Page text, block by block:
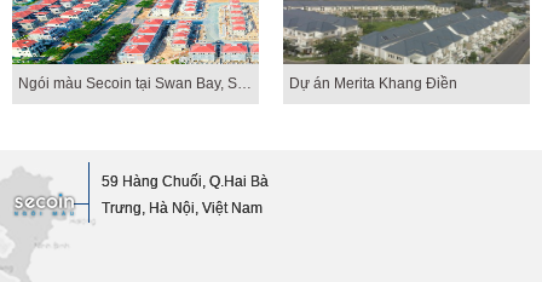
Ngói màu Secoin tại Swan Bay, Swan Park Dự án Merita Khang Điền
59 Hàng Chuối, Q.Hai Bà
Trưng, Hà Nội, Việt Nam